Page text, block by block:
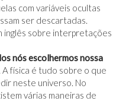
com variáveis ​​ocultas
ser descartadas.
inglês sobre interpretações
nós escolhermos nossa
. A física é tudo sobre o que
neste universo. No
várias maneiras de